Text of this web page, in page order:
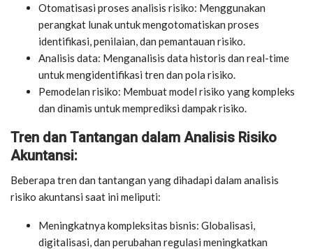
Otomatisasi proses analisis risiko: Menggunakan
perangkat lunak untuk mengotomatiskan proses
identifikasi, penilaian, dan pemantauan risiko.
Analisis data: Menganalisis data historis dan real-time
untuk mengidentifikasi tren dan pola risiko.
Pemodelan risiko: Membuat model risiko yang kompleks
dan dinamis untuk memprediksi dampak risiko.
Tren dan Tantangan dalam Analisis Risiko
Akuntansi:
Beberapa tren dan tantangan yang dihadapi dalam analisis
risiko akuntansi saat ini meliputi:
Meningkatnya kompleksitas bisnis: Globalisasi,
digitalisasi, dan perubahan regulasi meningkatkan